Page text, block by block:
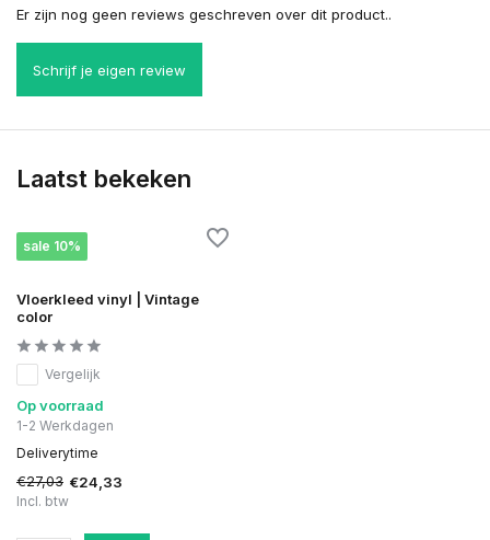
Er zijn nog geen reviews geschreven over dit product..
Schrijf je eigen review
Laatst bekeken
sale 10%
Vloerkleed vinyl | Vintage
color
Vergelijk
Op voorraad
1-2 Werkdagen
Deliverytime
€27,03 €24,33
Incl. btw